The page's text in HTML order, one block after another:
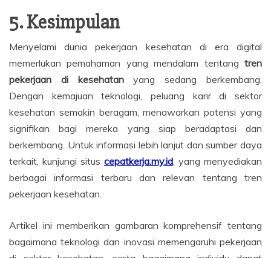
5. Kesimpulan
Menyelami dunia pekerjaan kesehatan di era digital
memerlukan pemahaman yang mendalam tentang tren
pekerjaan di kesehatanyang sedang berkembang.
Dengan kemajuan teknologi, peluang karir di sektor
kesehatan semakin beragam, menawarkan potensi yang
signifikan bagi mereka yang siap beradaptasi dan
berkembang. Untuk informasi lebih lanjut dan sumber daya
terkait, kunjungi situs cepatkerja.my.id, yang menyediakan
berbagai informasi terbaru dan relevan tentang tren
pekerjaan kesehatan.
Artikel ini memberikan gambaran komprehensif tentang
bagaimana teknologi dan inovasi memengaruhi pekerjaan